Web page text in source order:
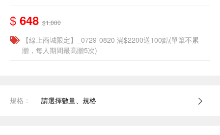
$ 648 $1,000
【線上商城限定】_0729-0820 滿$2200送100點(單筆不累
贈，每人期間最高贈5次)
規格： 請選擇數量、規格